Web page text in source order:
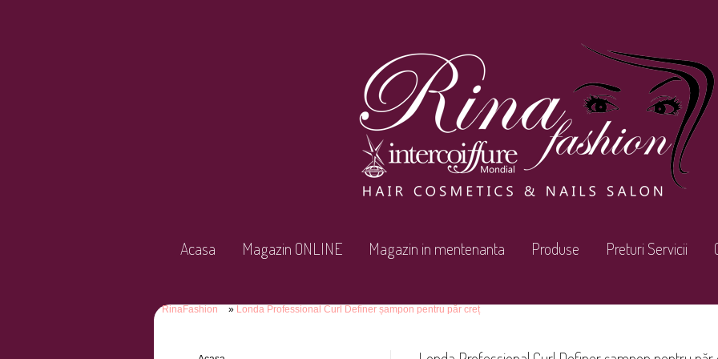
Acasa Magazin ONLINE Magazin in mentenanta Produse Preturi Servicii
RinaFashion Londa Professional Curl Definer șampon pentru păr creț